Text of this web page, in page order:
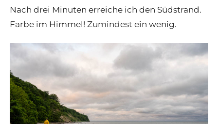
Nach drei Minuten erreiche ich den Südstrand.
Farbe im Himmel! Zumindest ein wenig.